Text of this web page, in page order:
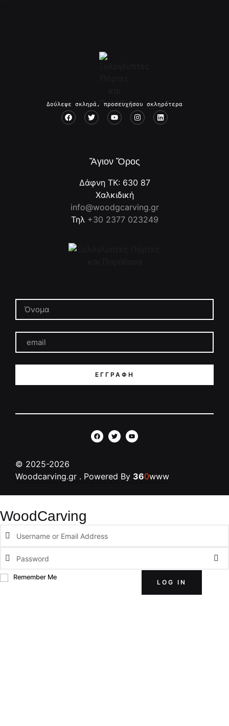
Δούλεψε σκληρά, προσευχήσου σκληρότερα
Ἅγιον Ὄρος
Δάφνη ΤΚ: 630 87
Χαλκιδική
info@woodgcarving.gr
Τηλ +30 2377 023249
ΕΓΓΡΑΦΉ
© 2025-2026
Woodcarving.gr . Powered By 360www
WoodCarving
Remember Me
LOG IN